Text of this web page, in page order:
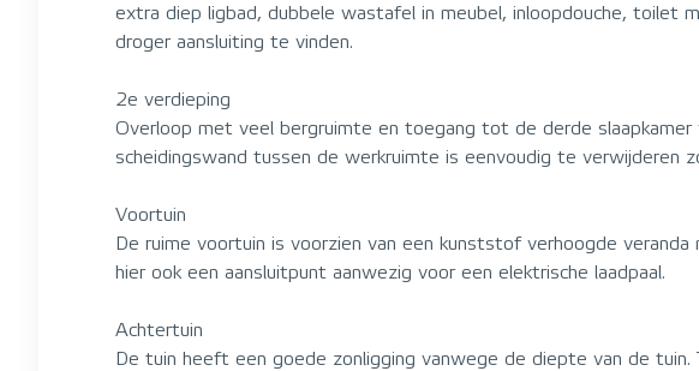
extra diep ligbad, dubbele wastafel in meubel, inloopdouche, toilet
droger aansluiting te vinden.
2e verdieping
Overloop met veel bergruimte en toegang tot de derde
scheidingswand tussen de werkruimte is eenvoudig te verwijderen
Voortuin
De ruime voortuin is voorzien van een kunststof verhoogde
hier ook een aansluitpunt aanwezig voor een elektrische laadpaal.
Achtertuin
De tuin heeft een goede zonligging vanwege de diepte van de